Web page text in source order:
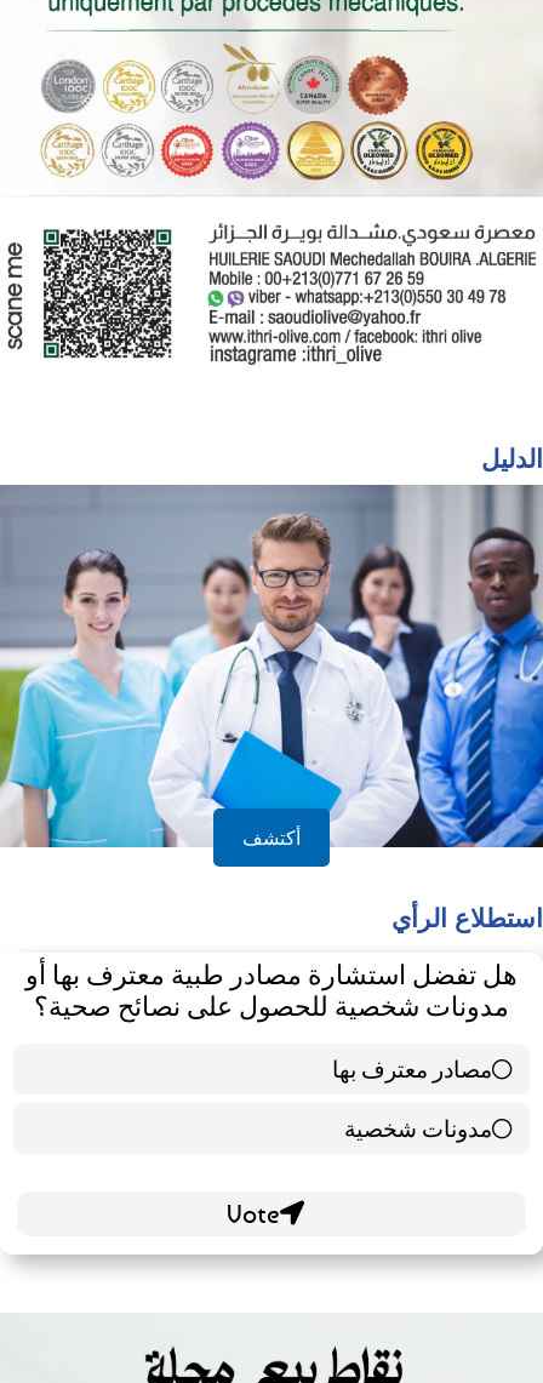
الدليل
استطلاع الرأي
هل تفضل استشارة مصادر طبية معترف بها أو